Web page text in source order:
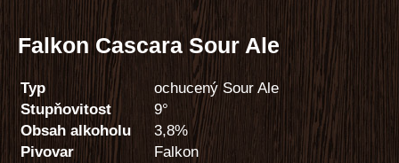
Falkon Cascara Sour Ale
Typ
ochucený Sour Ale
Stupňovitost
9°
Obsah alkoholu
3,8%
Pivovar
Falkon